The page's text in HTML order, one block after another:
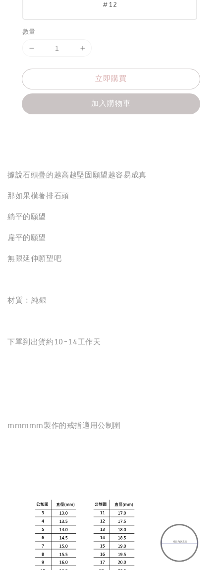
#12
數量
立即購買
加入購物車
據說石頭疊的越高越堅固願望越容易成真
那如果橫著排石頭
躺平的願望
扁平的願望
無限延伸願望吧
材質 : 純銀
下單到出貨約10-14工作天
mmmmm製作的戒指適用公制圍